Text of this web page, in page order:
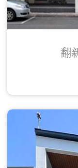
翻